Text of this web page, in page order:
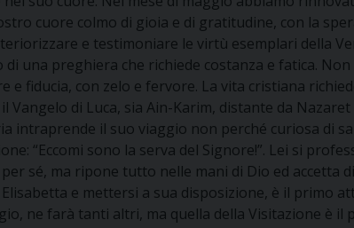
cuore colmo di gioia e di gratitudine, con la
e testimoniare le virtù esemplari della
una preghiera che richiede costanza e fatica.
e fiducia, con zelo e fervore. La vita cristiana
di Luca, sia Ain-Karim, distante da
intraprende il suo viaggio non perché curiosa di
“Eccomi sono la serva del Signore!”. Lei si
sé, ma ripone tutto nelle mani di Dio ed accetta
e mettersi a sua disposizione, è il primo
ne farà tanti altri, ma quella della Visitazione è il